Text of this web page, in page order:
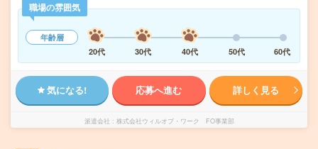
職場の雰囲気
年齢層
20代
30代 40代 50代 60代
気になる! 応募へ進む 詳しく見る
派遣会社 株式会社ウィルオブ・ワーク FO事業部